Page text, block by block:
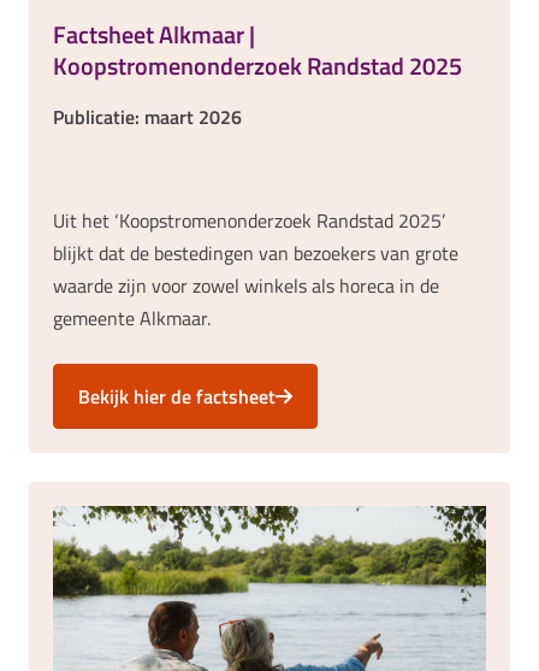
Factsheet Alkmaar |
Koopstromenonderzoek Randstad 2025
Publicatie: maart 2026
Uit het ‘Koopstromenonderzoek Randstad 2025’
blijkt dat de bestedingen van bezoekers van grote
waarde zijn voor zowel winkels als horeca in de
gemeente Alkmaar.
Bekijk hier de factsheet